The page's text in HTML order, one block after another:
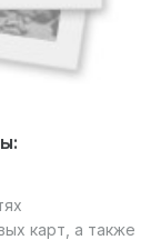
карт, а также